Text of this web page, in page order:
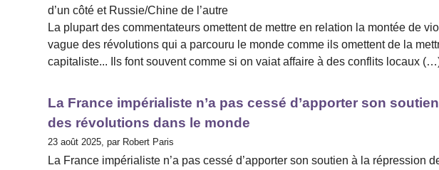
d’un côté et Russie/Chine de l’autre
La plupart des commentateurs omettent de mettre en relation la montée de
vague des révolutions qui a parcouru le monde comme ils omettent de la
capitaliste... Ils font souvent comme si on vaiat affaire à des conflits locaux
La France impérialiste n’a pas cessé d’apporter son
des révolutions dans le monde
23 août 2025, par Robert Paris
La France impérialiste n’a pas cessé d’apporter son soutien à la répression